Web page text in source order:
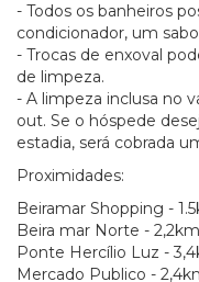
- Todos os banheiros
condicionador, um
- Trocas de enxoval
de limpeza.
- A limpeza inclusa no
out. Se o hóspede
estadia, será cobrada
Proximidades:
Beiramar Shopping -
Beira mar Norte - 2,2km
Ponte Hercílio Luz -
Mercado Publico -